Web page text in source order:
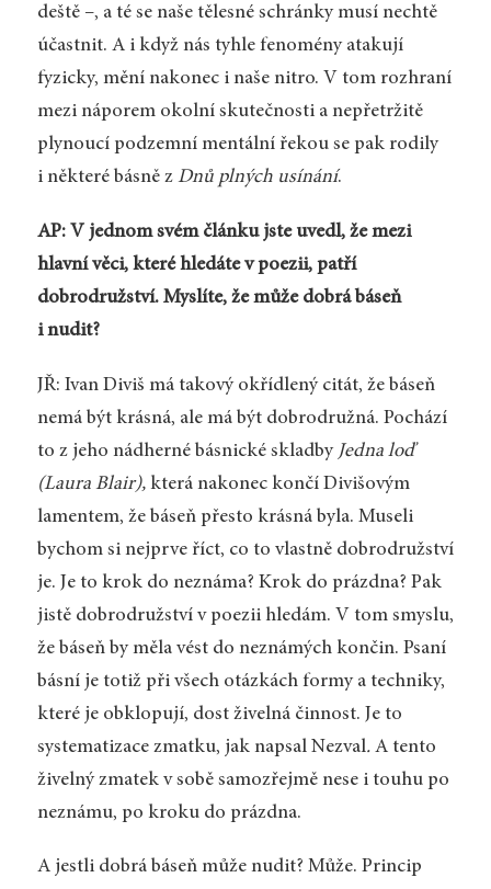
deště –, a té se naše tělesné schránky musí nechtě
účastnit. A i když nás tyhle fenomény atakují
fyzicky, mění nakonec i naše nitro. V tom rozhraní
mezi náporem okolní skutečnosti a nepřetržitě
plynoucí podzemní mentální řekou se pak rodily
i některé básně z Dnů plných usínání.
AP: V jednom svém článku jste uvedl, že mezi
hlavní věci, které hledáte v poezii, patří
dobrodružství. Myslíte, že může dobrá báseň
i nudit?
JŘ: Ivan Diviš má takový okřídlený citát, že báseň
nemá být krásná, ale má být dobrodružná. Pochází
to z jeho nádherné básnické skladby Jedna loď
(Laura Blair),která nakonec končí Divišovým
lamentem, že báseň přesto krásná byla. Museli
bychom si nejprve říct, co to vlastně dobrodružství
je. Je to krok do neznáma? Krok do prázdna? Pak
jistě dobrodružství v poezii hledám. V tom smyslu,
že báseň by měla vést do neznámých končin. Psaní
básní je totiž při všech otázkách formy a techniky,
které je obklopují, dost živelná činnost. Je to
systematizace zmatku, jak napsal Nezval.A tento
živelný zmatek v sobě samozřejmě nese i touhu po
neznámu, po kroku do prázdna.
A jestli dobrá báseň může nudit? Může. Princip